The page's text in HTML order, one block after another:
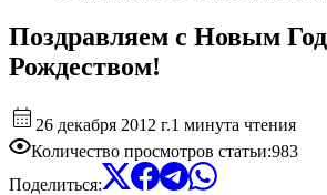
Поздравляем с Новым
Рождеством!
26 декабря 2012 г.1 минута чтения
Количество просмотров статьи:983
Поделиться: